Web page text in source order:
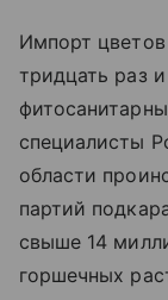
Импорт
тридцать раз
специалисты
области
партий
свыше 14
горшечных